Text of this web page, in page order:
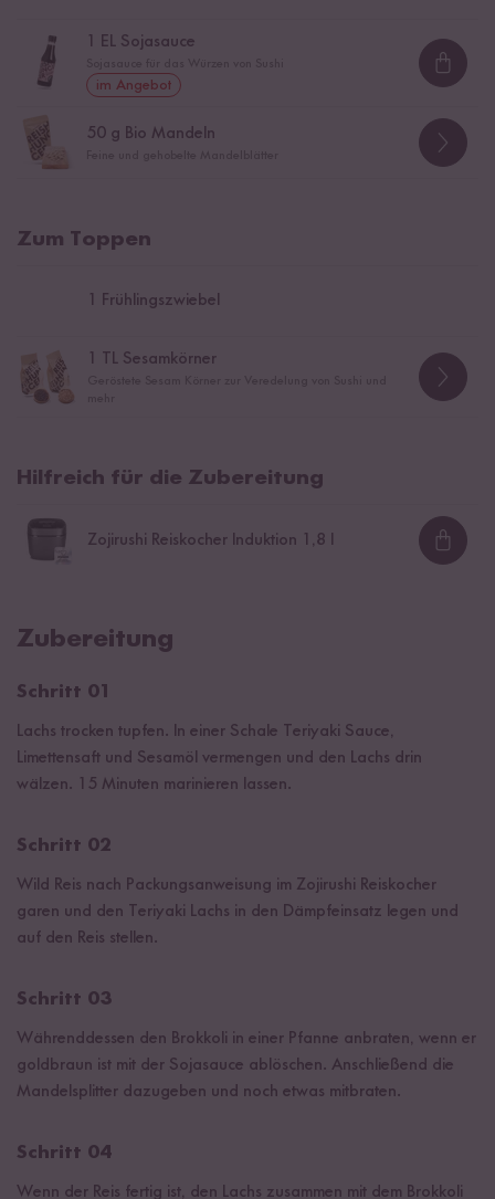
1 EL Sojasauce
im Angebot
50 g Bio Mandeln
Zum Toppen
Frühlingszwiebel
1 TL Sesamkörner
Hilfreich für die Zubereitung
Zojirushi Reiskocher Induktion 1,8 l
Zubereitung
Schritt 01
Lachs trocken tupfen. In einer Schale Teriyaki Sauce,
Limettensaft und Sesamöl vermengen und den Lachs drin
wälzen. 15 Minuten marinieren lassen.
Schritt 02
Wild Reis nach Packungsanweisung im Zojirushi Reiskocher
garen und den Teriyaki Lachs in den Dämpfeinsatz legen und
auf den Reis stellen.
Schritt 03
Währenddessen den Brokkoli in einer Pfanne anbraten, wenn er
goldbraun ist mit der Sojasauce ablöschen. Anschließend die
Mandelsplitter dazugeben und noch etwas mitbraten.
Schritt 04
Wenn der Reis fertig ist, den Lachs zusammen mit dem Brokkoli